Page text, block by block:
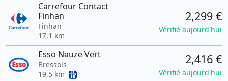
Carrefour Contact
Finhan
Finhan
17,1 km
2,299 €
Vérifié aujourd'hui
Esso Nauze Vert
Bressols
19,5 km
2,416 €
Vérifié aujourd'hui